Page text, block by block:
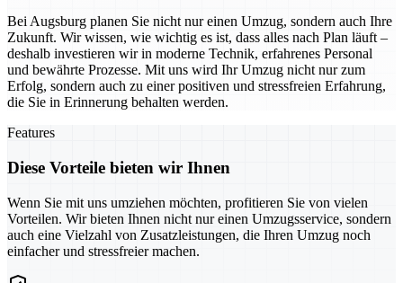
Bei Augsburg planen Sie nicht nur einen Umzug, sondern auch Ihre
Zukunft. Wir wissen, wie wichtig es ist, dass alles nach Plan läuft –
deshalb investieren wir in moderne Technik, erfahrenes Personal
und bewährte Prozesse. Mit uns wird Ihr Umzug nicht nur zum
Erfolg, sondern auch zu einer positiven und stressfreien Erfahrung,
die Sie in Erinnerung behalten werden.
Features
Diese Vorteile bieten wir Ihnen
Wenn Sie mit uns umziehen möchten, profitieren Sie von vielen
Vorteilen. Wir bieten Ihnen nicht nur einen Umzugsservice, sondern
auch eine Vielzahl von Zusatzleistungen, die Ihren Umzug noch
einfacher und stressfreier machen.